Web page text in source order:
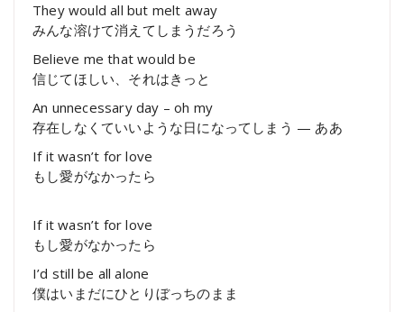
They would all but melt away
みんな溶けて消えてしまうだろう
Believe me that would be
信じてほしい、それはきっと
An unnecessary day – oh my
存在しなくていいような日になってしまう — ああ
If it wasn’t for love
もし愛がなかったら
If it wasn’t for love
もし愛がなかったら
I’d still be all alone
僕はいまだにひとりぼっちのまま